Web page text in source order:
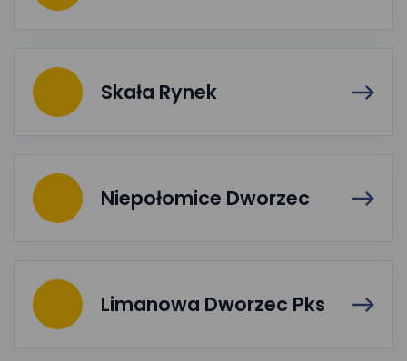
Skała Rynek
Niepołomice Dworzec
Limanowa Dworzec Pks